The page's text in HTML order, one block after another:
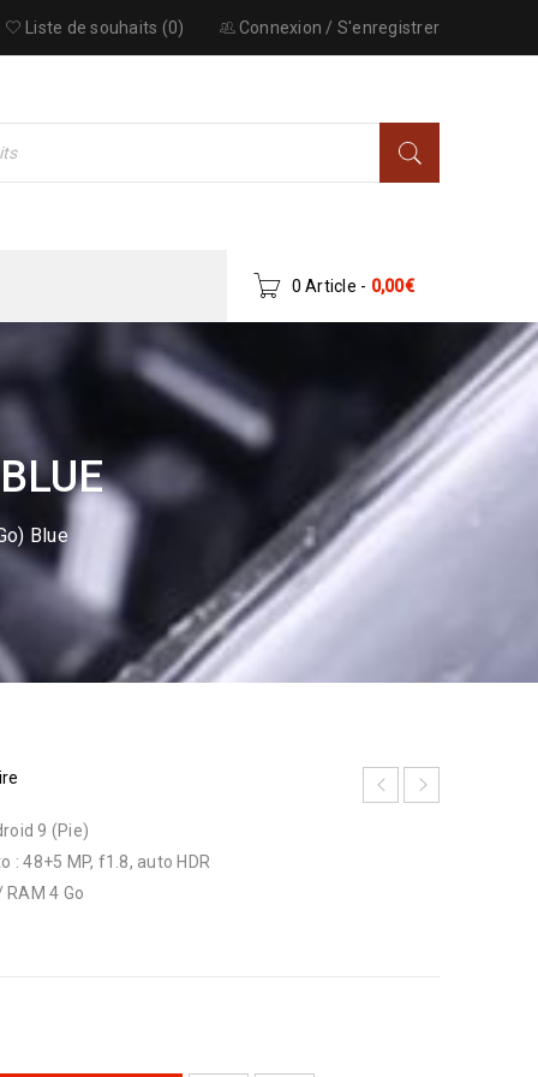
Connexion / S'enregistrer
Liste de souhaits (0)
0 Article - 0,00€
Blue
9 (Pie)
: 48+5 MP, f1.8, auto HDR
4 Go